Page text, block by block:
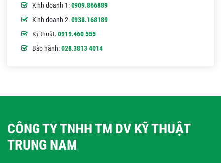
Kinh doanh 1:0909.866889
Kinh doanh 2:0938.168189
Kỹ thuật:0919.460 555
Bảo hành:028.3813 4014
CÔNG TY TNHH TM DV KỸ THUẬT
TRUNG NAM